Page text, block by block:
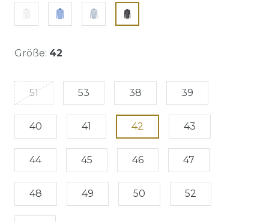
Größe: 42
51 53 38 39
40 41 42 43
44 45 46 47
48 49 50 52